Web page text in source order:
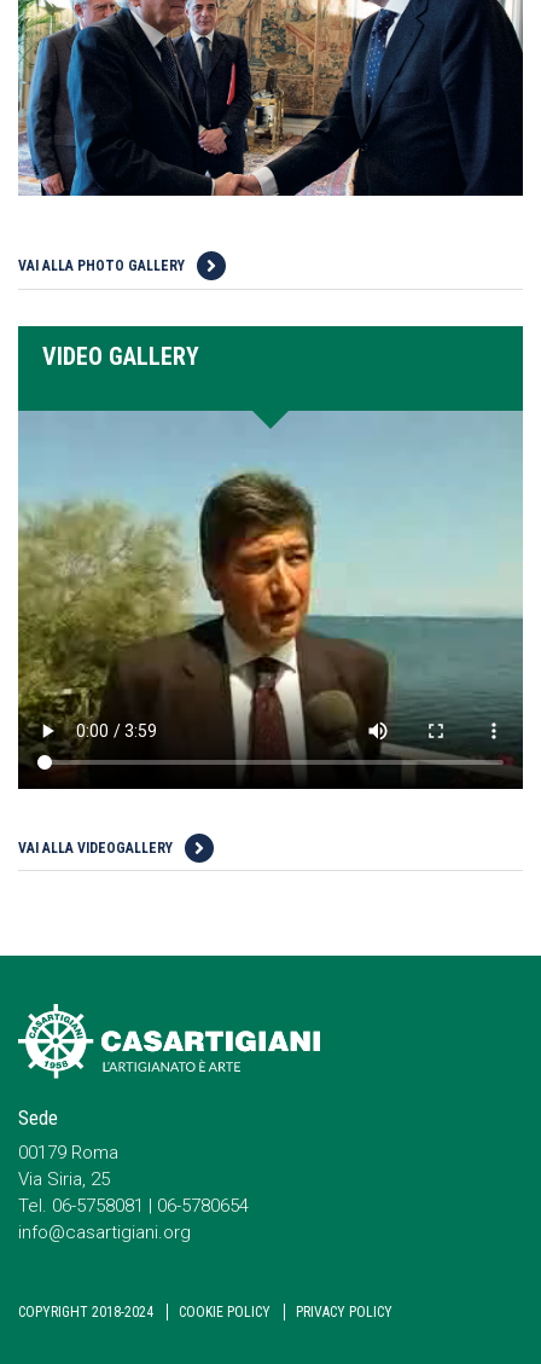
VAI ALLA PHOTO GALLERY
VIDEO GALLERY
VAI ALLA VIDEOGALLERY
Sede
00179 Roma
Via Siria, 25
Tel. 06-5758081 | 06-5780654
info@casartigiani.org
COPYRIGHT 2018-2024 COOKIE POLICY PRIVACY POLICY